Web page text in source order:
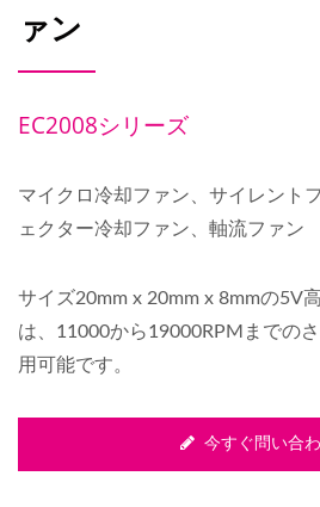
ァン
EC2008シリーズ
マイクロ冷却ファン、サイレント
ェクター冷却ファン、軸流ファン
サイズ20mm x 20mm x 8mmの5V
は、11000から19000RPMまでの
用可能です。
今すぐ問い合